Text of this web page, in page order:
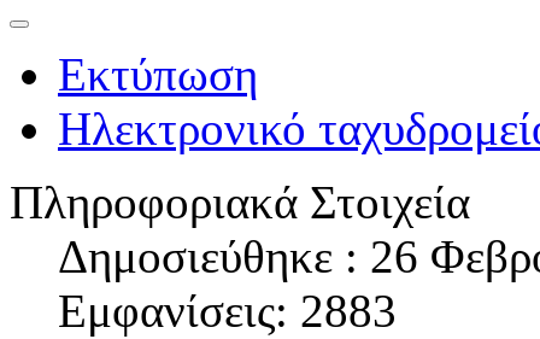
Εκτύπωση
Ηλεκτρονικό
Πληροφοριακά Στοιχεία
Δημοσιεύθηκε : 26
Εμφανίσεις: 2883